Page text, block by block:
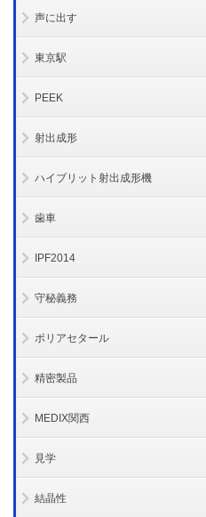
声に出す
東京駅
PEEK
射出成形
ハイブリット射出成形機
歯車
IPF2014
守秘義務
ポリアセタール
精密製品
MEDIX関西
見学
結晶性